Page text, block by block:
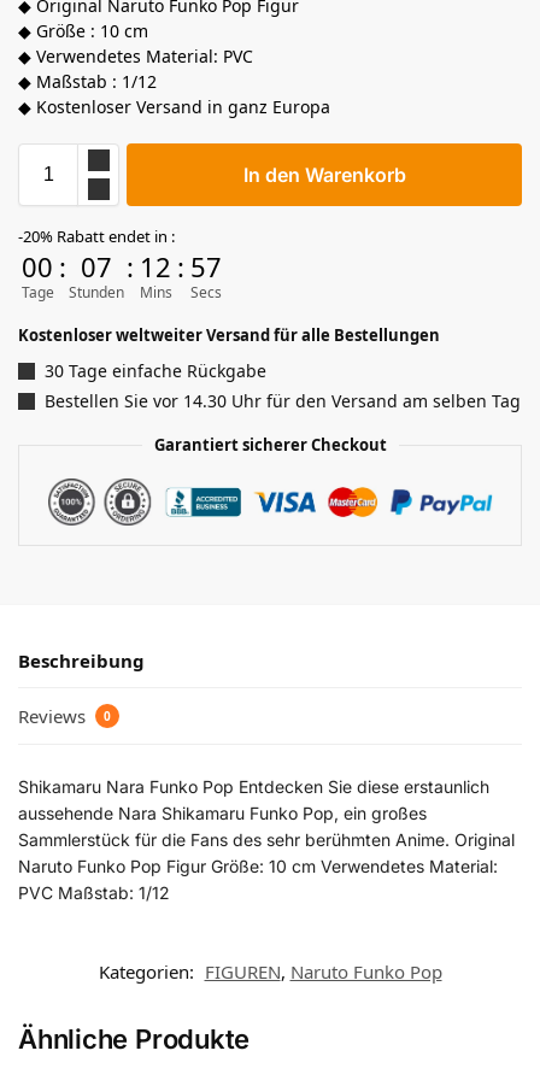
◆ Original Naruto Funko Pop Figur
◆ Größe : 10 cm
◆ Verwendetes Material: PVC
◆ Maßstab : 1/12
◆ Kostenloser Versand in ganz Europa
In den Warenkorb
-20% Rabatt endet in :
00
Tage
: 07
Stunden
: 12
Mins
: 57
Secs
Kostenloser weltweiter Versand für alle Bestellungen
30 Tage einfache Rückgabe
Bestellen Sie vor 14.30 Uhr für den Versand am selben Tag
Garantiert sicherer Checkout
Beschreibung
Reviews 0
Shikamaru Nara Funko Pop Entdecken Sie diese erstaunlich
aussehende Nara Shikamaru Funko Pop, ein großes
Sammlerstück für die Fans des sehr berühmten Anime. Original
Naruto Funko Pop Figur Größe: 10 cm Verwendetes Material:
PVC Maßstab: 1/12
Kategorien: FIGUREN, Naruto Funko Pop
Ähnliche Produkte